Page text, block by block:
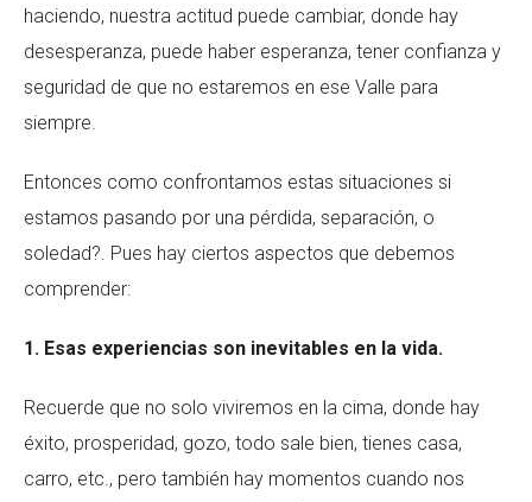
haciendo, nuestra actitud puede cambiar, donde hay
desesperanza, puede haber esperanza, tener confianza y
seguridad de que no estaremos en ese Valle para
siempre.
Entonces como confrontamos estas situaciones si
estamos pasando por una pérdida, separación, o
soledad?. Pues hay ciertos aspectos que debemos
comprender:
1. Esas experiencias son inevitables en la vida.
Recuerde que no solo viviremos en la cima, donde hay
éxito, prosperidad, gozo, todo sale bien, tienes casa,
carro, etc., pero también hay momentos cuando nos